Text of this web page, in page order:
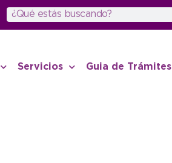
Servicios Guia de Trámites